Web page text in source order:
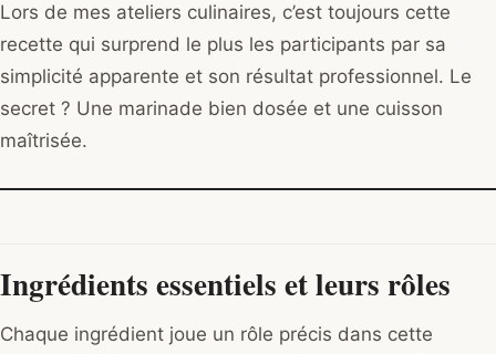
Lors de mes ateliers culinaires, c’est toujours cette
recette qui surprend le plus les participants par sa
simplicité apparente et son résultat professionnel. Le
secret ? Une marinade bien dosée et une cuisson
maîtrisée.
Ingrédients essentiels et leurs rôles
Chaque ingrédient joue un rôle précis dans cette